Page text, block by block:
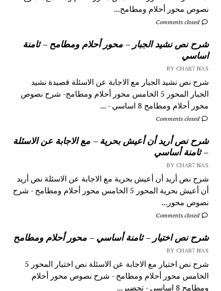
نصوص محور أحلام ومطامح...
Comments closed
شرح نص نشيد الجبار – محور أحلام ومطامح – ثامنة
اساسي
BY CHAR7 NAS
شرح نص نشيد الجبار مع الاجابة عن الاسئلة قصيدة نشيد
الجبار المحور 5 الخامس محور أحلام ومطامح- شرح نصوص
محور أحلام ومطامح 8 اساسي - ...
Comments closed
شرح نص أريد أن أعيش بحرية – مع الاجابة عن الاسئلة
– ثامنة أساسي
BY CHAR7 NAS
شرح نص أريد أن أعيش بحرية مع الاجابة عن الاسئلة نص أريد
أن أعيش بحرية المحور 5 الخامس محور أحلام ومطامح - شرح
نصوص محور...
Comments closed
شرح نص اختيار – ثامنة أساسي – محور أحلام ومطامح
BY CHAR7 NAS
شرح نص اختيار مع الاجابة عن الاسئلة نص اختيار المحور 5
الخامس محور أحلام ومطامح - شرح نصوص محور أحلام
ومطامح 8 اساسي - تحضير...